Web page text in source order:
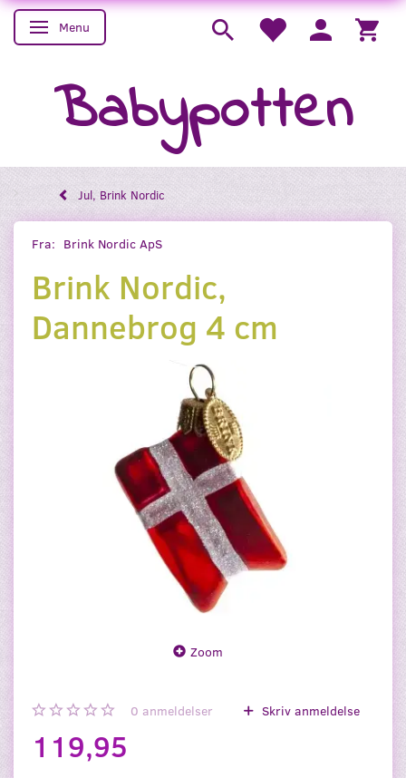
Skifte navigation
Menu
Babypotten
Jul, Brink Nordic
Fra: Brink Nordic ApS
Brink Nordic,
Dannebrog 4 cm
Zoom
0 anmeldelser Skriv anmeldelse
119,95